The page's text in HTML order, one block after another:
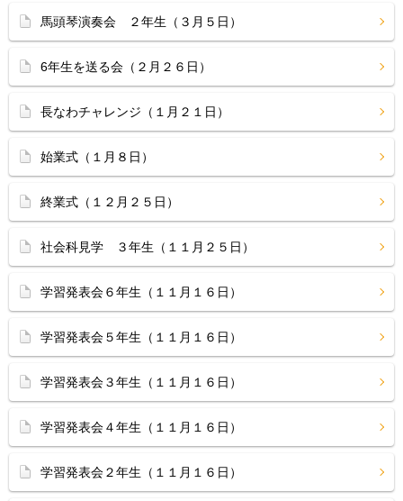
馬頭琴演奏会 ２年生（３月５日）
6年生を送る会（２月２６日）
長なわチャレンジ（１月２１日）
始業式（１月８日）
終業式（１２月２５日）
社会科見学 ３年生（１１月２５日）
学習発表会６年生（１１月１６日）
学習発表会５年生（１１月１６日）
学習発表会３年生（１１月１６日）
学習発表会４年生（１１月１６日）
学習発表会２年生（１１月１６日）